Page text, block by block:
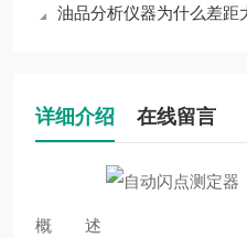
油品分析仪器为什么差距大？华科HK-
详细介绍 在线留言
概 述